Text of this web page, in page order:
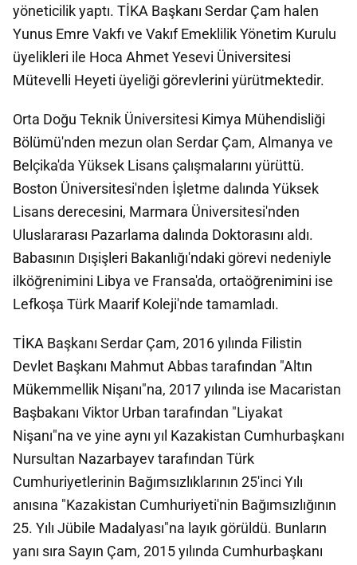
yöneticilik yaptı. TİKA Başkanı Serdar Çam halen
Yunus Emre Vakfı ve Vakıf Emeklilik Yönetim Kurulu
üyelikleri ile Hoca Ahmet Yesevi Üniversitesi
Mütevelli Heyeti üyeliği görevlerini yürütmektedir.
Orta Doğu Teknik Üniversitesi Kimya Mühendisliği
Bölümü'nden mezun olan Serdar Çam, Almanya ve
Belçika'da Yüksek Lisans çalışmalarını yürüttü.
Boston Üniversitesi'nden İşletme dalında Yüksek
Lisans derecesini, Marmara Üniversitesi'nden
Uluslararası Pazarlama dalında Doktorasını aldı.
Babasının Dışişleri Bakanlığı'ndaki görevi nedeniyle
ilköğrenimini Libya ve Fransa'da, ortaöğrenimini ise
Lefkoşa Türk Maarif Koleji'nde tamamladı.
TİKA Başkanı Serdar Çam, 2016 yılında Filistin
Devlet Başkanı Mahmut Abbas tarafından "Altın
Mükemmellik Nişanı"na, 2017 yılında ise Macaristan
Başbakanı Viktor Urban tarafından "Liyakat
Nişanı"na ve yine aynı yıl Kazakistan Cumhurbaşkanı
Nursultan Nazarbayev tarafından Türk
Cumhuriyetlerinin Bağımsızlıklarının 25'inci Yılı
anısına "Kazakistan Cumhuriyeti'nin Bağımsızlığının
25. Yılı Jübile Madalyası"na layık görüldü. Bunların
yanı sıra Sayın Çam, 2015 yılında Cumhurbaşkanı